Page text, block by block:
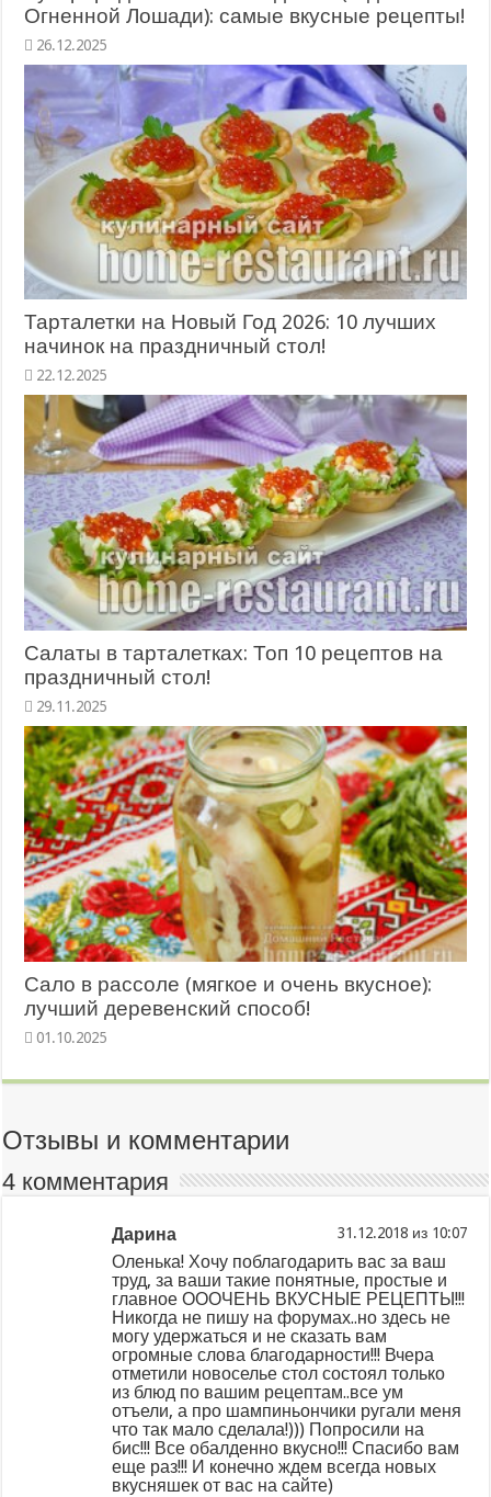
Огненной Лошади): самые вкусные рецепты!
26.12.2025
Тарталетки на Новый Год 2026: 10 лучших
начинок на праздничный стол!
22.12.2025
Салаты в тарталетках: Топ 10 рецептов на
праздничный стол!
29.11.2025
Сало в рассоле (мягкое и очень вкусное):
лучший деревенский способ!
01.10.2025
Отзывы и комментарии
4 комментария
Дарина из
Оленька! Хочу поблагодарить вас за ваш
труд, за ваши такие понятные, простые и
главное ОООЧЕНЬ ВКУСНЫЕ РЕЦЕПТЫ!!!
Никогда не пишу на форумах..но здесь не
могу удержаться и не сказать вам
огромные слова благодарности!!! Вчера
отметили новоселье стол состоял только
из блюд по вашим рецептам..все ум
отъели, а про шампиньончики ругали меня
что так мало сделала!))) Попросили на
бис!!! Все обалденно вкусно!!! Спасибо вам
еще раз!!! И конечно ждем всегда новых
вкусняшек от вас на сайте)